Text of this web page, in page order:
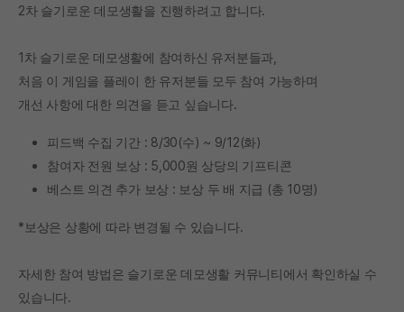
2차 슬기로운 데모생활을 진행하려고 합니다.
1차 슬기로운 데모생활에 참여하신 유저분들과,
처음 이 게임을 플레이 한 유저분들 모두 참여 가능하며
개선 사항에 대한 의견을 듣고 싶습니다.
피드백 수집 기간 : 8/30(수) ~ 9/12(화)
참여자 전원 보상 : 5,000원 상당의 기프티콘
베스트 의견 추가 보상 : 보상 두 배 지급 (총 10명)
*보상은 상황에 따라 변경될 수 있습니다.
자세한 참여 방법은 슬기로운 데모생활 커뮤니티에서 확인하실 수
있습니다.